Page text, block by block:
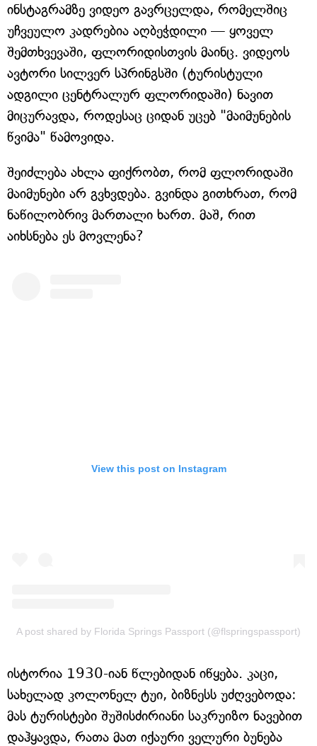
ინსტაგრამზე ვიდეო გავრცელდა, რომელშიც
უჩვეულო კადრებია აღბეჭდილი — ყოველ
შემთხვევაში, ფლორიდისთვის მაინც. ვიდეოს
ავტორი სილვერ სპრინგსში (ტურისტული
ადგილი ცენტრალურ ფლორიდაში) ნავით
მიცურავდა, როდესაც ციდან უცებ "მაიმუნების
წვიმა" წამოვიდა.
შეიძლება ახლა ფიქრობთ, რომ ფლორიდაში
მაიმუნები არ გვხვდება. გვინდა გითხრათ, რომ
ნაწილობრივ მართალი ხართ. მაშ, რით
აიხსნება ეს მოვლენა?
View this post on Instagram
A post shared by Florida Springs Passport (@flspringspassport)
ისტორია 1930-იან წლებიდან იწყება. კაცი,
სახელად კოლონელ ტუი, ბიზნესს უძღვებოდა:
მას ტურისტები შუშისძირიანი საკრუიზო ნავებით
დაჰყავდა, რათა მათ იქაური ველური ბუნება